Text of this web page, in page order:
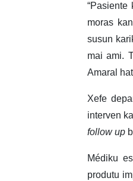
moras
susun
mai ami.
Amaral
Xefe
interven
follow up
Médiku
produtu